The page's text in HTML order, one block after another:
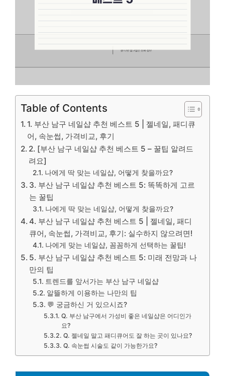
Table of Contents
1. 부산 남구 네일샵 추천 베스트 5 | 젤네일, 패디큐
어, 속눈썹, 가격비교, 후기
2. [부산 남구 네일샵 추천 베스트 5 – 꿀팁 알려드
려요]
나에게 딱 맞는 네일샵, 어떻게 찾을까요?
3. 부산 남구 네일샵 추천 베스트 5: 똑똑하게 고르
는 꿀팁
나에게 딱 맞는 네일샵, 어떻게 찾을까요?
4. 부산 남구 네일샵 추천 베스트 5 | 젤네일, 패디
큐어, 속눈썹, 가격비교, 후기: 실수하지 않으려면!
나에게 맞는 네일샵, 꼼꼼하게 선택하는 꿀팁!
5. 부산 남구 네일샵 추천 베스트 5: 미래 전망과 나
만의 팁
트렌드를 앞서가는 부산 남구 네일샵
알뜰하게 이용하는 나만의 팁
💬 궁금하신 거 있으시죠?
Q. 부산 남구에서 가성비 좋은 네일샵은 어디인가
요?
Q. 젤네일 말고 패디큐어도 잘 하는 곳이 있나요?
Q. 속눈썹 시술도 같이 가능한가요?